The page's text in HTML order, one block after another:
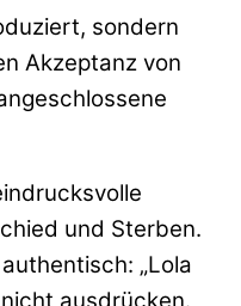
sondern
Akzeptanz von
und Sterben.
„Lola
ausdrücken.